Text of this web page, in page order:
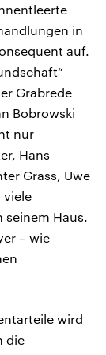
in
auf.
Grabrede
Bobrowski
nur
Hans
Grass, Uwe
viele
seinem Haus.
– wie
wird
die